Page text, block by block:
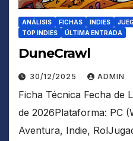
ANÁLISIS FICHAS INDIES
TOP INDIES
ÚLTIMA ENTRADA
DuneCrawl
30/12/2025 ADMIN
Ficha Técnica Fecha de
de 2026Plataforma: PC
Aventura, Indie,